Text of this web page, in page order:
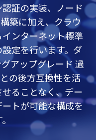
証の実装、ノード
築に加え、クラウ
ンターネット標準
定を行います。ダ
アップグレード 過
の後方互換性を活
ることなく、デー
トが可能な構成を